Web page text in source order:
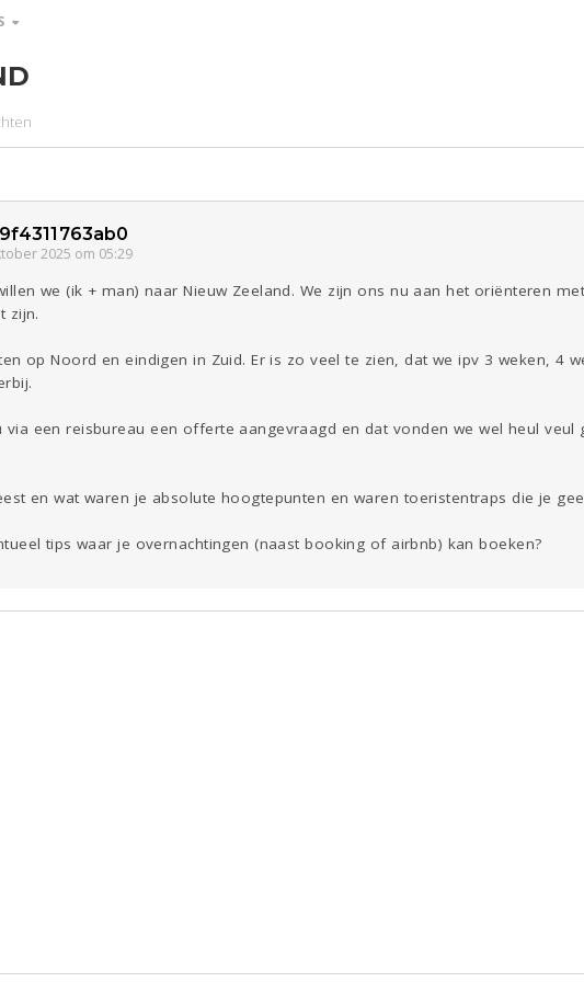
Beauty
Contact Viva zoekt
2025 om 05:29
we (ik + man) naar Nieuw Zeeland. We zijn ons nu aan het oriënteren
zijn.
op Noord en eindigen in Zuid. Er is zo veel te zien, dat we ipv 3 weken, 4
via een reisbureau een offerte aangevraagd en dat vonden we wel heul veul
en wat waren je absolute hoogtepunten en waren toeristentraps die je
tips waar je overnachtingen (naast booking of airbnb) kan boeken?